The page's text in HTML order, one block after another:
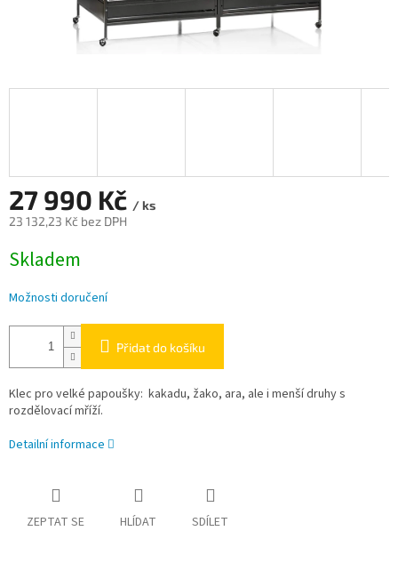
27 990 Kč / ks
23 132,23 Kč bez DPH
cena:
Skladem
Možnosti doručení
Přidat do košíku
Klec pro velké papoušky: kakadu, žako, ara, ale i menší druhy s
rozdělovací mříží.
Detailní informace
ZEPTAT SE HLÍDAT SDÍLET